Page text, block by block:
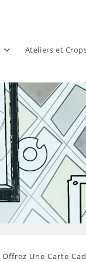
Ateliers et
Offrez Une Carte